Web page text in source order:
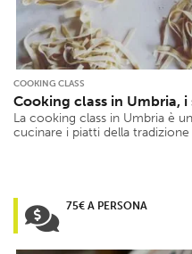
COOKING CLASS
Cooking class in Umbria,
La cooking class in Umbria è
cucinare i piatti della tradizione
75€ A PERSONA